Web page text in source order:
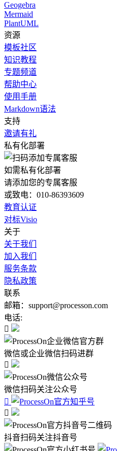
Geogebra
Mermaid
PlantUML
资源
模板社区
知识教程
专题频道
帮助中心
使用手册
Markdown语法
支持
邀请有礼
私有化部署
如需私有化部署
请添加您的专属客服
或致电：010-86393609
教育认证
对标Visio
关于
关于我们
加入我们
服务条款
隐私政策
联系
邮箱：support@processon.com
电话:

微信或企业微信扫码进群

微信扫码关注公众号


抖音扫码关注抖音号